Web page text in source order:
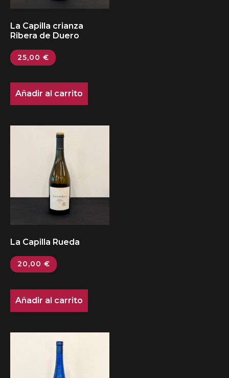
La Capilla crianza
Ribera de Duero
25,00 €
Añadir al carrito
La Capilla Rueda
20,00 €
Añadir al carrito